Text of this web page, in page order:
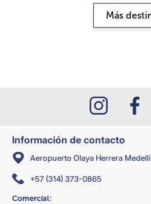
Más
Información de contacto
Aeropuerto Olaya Herrera
+57 (314) 373-0865
Comercial: